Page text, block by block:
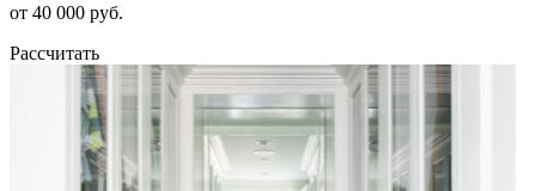
от 40 000 руб.
Рассчитать